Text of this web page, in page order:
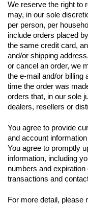
We reserve the right to
may, in our sole
per person, per
include orders placed
the same credit card,
and/or shipping
or cancel an order, we
the e‑mail and/or
time the order was
orders that, in our sole
dealers, resellers or
You agree to provide
and account
You agree to promptly
information, including
numbers and
transactions and
For more detail, please